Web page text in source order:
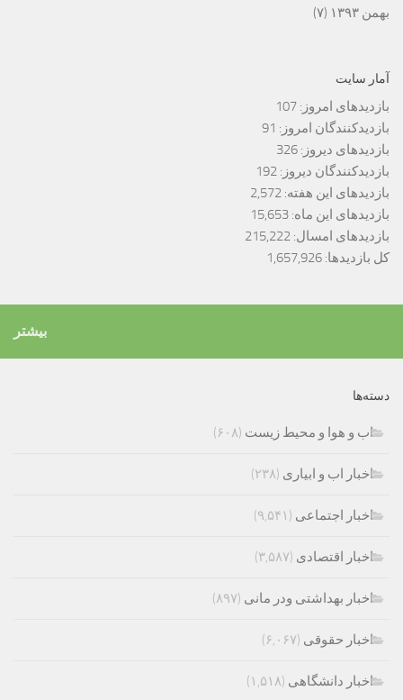
بهمن ۱۳۹۳
(۷)
آمار سایت
بازدیدهای امروز: 107
بازدیدکنندگان امروز: 91
بازدیدهای دیروز: 326
بازدیدکنندگان دیروز: 192
بازدیدهای این هفته: 2,572
بازدیدهای این ماه: 15,653
بازدیدهای امسال: 215,222
کل بازدیدها: 1,657,926
بیشتر
دسته‌ها
اب و هوا و محیط زیست (۶۰۸)
اخبار اب و ابیاری (۲۳۸)
اخبار اجتماعی (۹,۵۴۱)
اخبار اقتصادی (۳,۵۸۷)
اخبار بهداشتی ودر مانی (۸۹۷)
اخبار حقوقی (۶,۰۶۷)
اخبار دانشگاهی (۱,۵۱۸)